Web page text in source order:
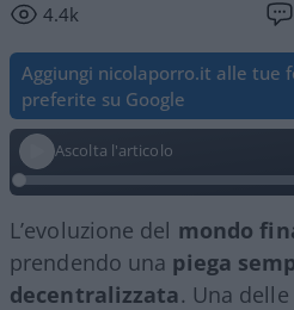
4.4k
Aggiungi nicolaporro.it alle tue
preferite su Google
Ascolta l'articolo
L’evoluzione del mondo
prendendo una piega
decentralizzata. Una